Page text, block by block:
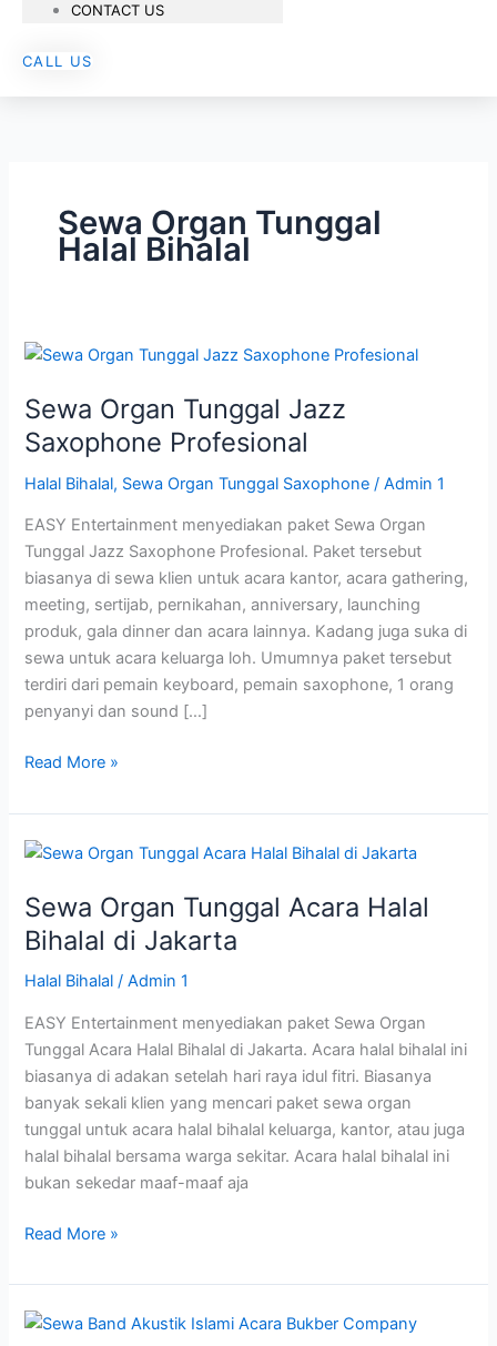
CONTACT US
CALL US
Sewa Organ Tunggal
Halal Bihalal
Sewa Organ Tunggal Jazz
Saxophone Profesional
Halal Bihalal, Sewa Organ Tunggal Saxophone /Admin 1
EASY Entertainment menyediakan paket Sewa Organ
Tunggal Jazz Saxophone Profesional. Paket tersebut
biasanya di sewa klien untuk acara kantor, acara gathering,
meeting, sertijab, pernikahan, anniversary, launching
produk, gala dinner dan acara lainnya. Kadang juga suka di
sewa untuk acara keluarga loh. Umumnya paket tersebut
terdiri dari pemain keyboard, pemain saxophone, 1 orang
penyanyi dan sound […]
Sewa
Tunggal
Jazz
Saxophone
Profesional
Read More »
Sewa Organ Tunggal Acara Halal
Bihalal di Jakarta
Halal Bihalal /Admin 1
EASY Entertainment menyediakan paket Sewa Organ
Tunggal Acara Halal Bihalal di Jakarta. Acara halal bihalal ini
biasanya di adakan setelah hari raya idul fitri. Biasanya
banyak sekali klien yang mencari paket sewa organ
tunggal untuk acara halal bihalal keluarga, kantor, atau juga
halal bihalal bersama warga sekitar. Acara halal bihalal ini
bukan sekedar maaf-maaf aja
Sewa
Tunggal
Acara
Bihalal
Read More »
Sewa